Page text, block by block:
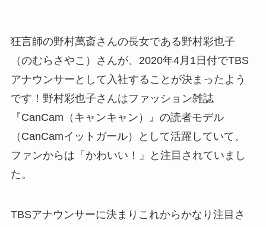
狂言師の野村萬斎さんの長女である野村彩也子
（のむらさやこ）さんが、2020年4月1日付でTBS
アナウンサーとして入社することが決まったよう
です！野村彩也子さんはファッション雑誌
『CanCam（キャンキャン）』の読者モデル
（CanCamイットガール）として活躍していて、
ファンからは「かわいい！」と注目されていまし
た。
TBSアナウンサーに決まりこれからかなり注目さ